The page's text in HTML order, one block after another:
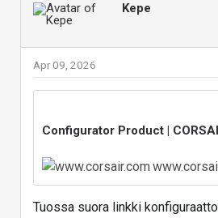
Kepe
Apr 09, 2026
Configurator Product |
Tuossa suora linkki